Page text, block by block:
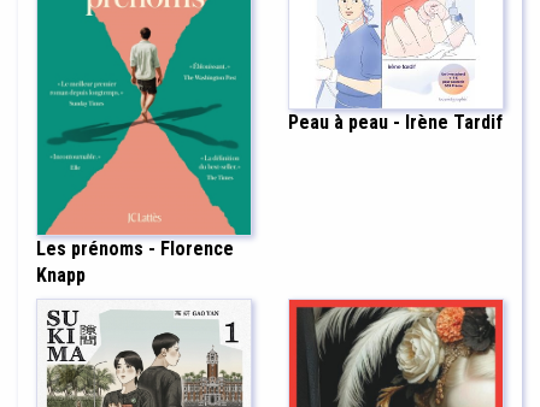
Les prénoms - Florence
Knapp
Peau à peau - Irène Tardif